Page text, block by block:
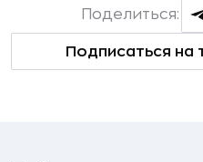
Подписаться на
Поделиться: